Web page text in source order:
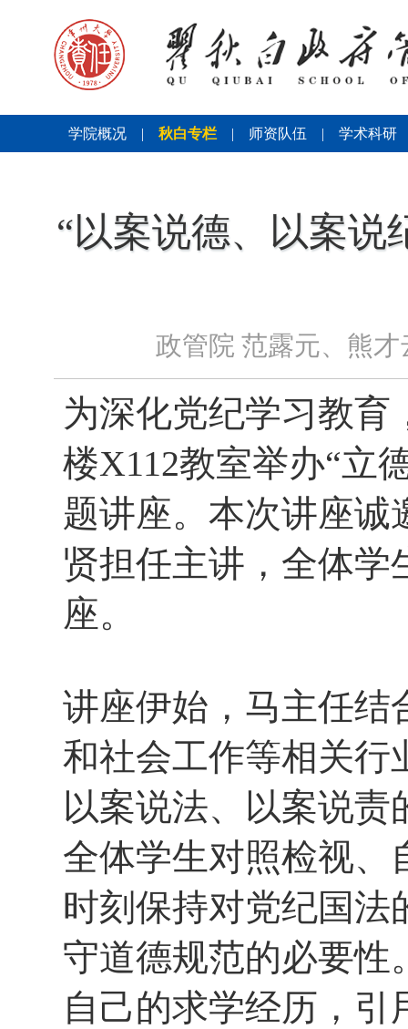
学院概况 | 秋白专栏 | 师资队伍 | 学术科研
“以案说德、以案说
政管院 范露元、熊
为深化党纪学习教育
楼X112教室举办“立
题讲座。本次讲座诚
贤担任主讲，全体学
座。
讲座伊始，马主任结
和社会工作等相关行
以案说法、以案说责
全体学生对照检视、
时刻保持对党纪国法
守道德规范的必要性
自己的求学经历，引